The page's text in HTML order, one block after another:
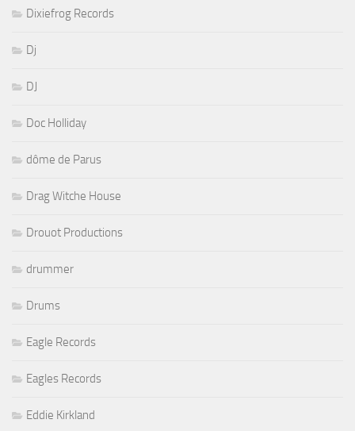
Dixiefrog Records
Dj
DJ
Doc Holliday
dôme de Parus
Drag Witche House
Drouot Productions
drummer
Drums
Eagle Records
Eagles Records
Eddie Kirkland